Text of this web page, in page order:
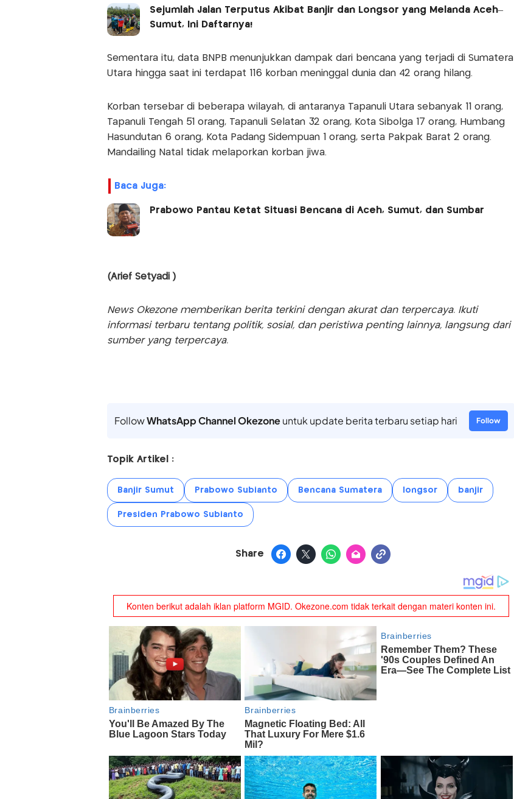
Sejumlah Jalan Terputus Akibat Banjir dan Longsor yang Melanda Aceh–
Sumut, Ini Daftarnya!
Sementara itu, data BNPB menunjukkan dampak dari bencana yang terjadi di Sumatera
Utara hingga saat ini terdapat 116 korban meninggal dunia dan 42 orang hilang.
Korban tersebar di beberapa wilayah, di antaranya Tapanuli Utara sebanyak 11 orang,
Tapanuli Tengah 51 orang, Tapanuli Selatan 32 orang, Kota Sibolga 17 orang, Humbang
Hasundutan 6 orang, Kota Padang Sidempuan 1 orang, serta Pakpak Barat 2 orang.
Mandailing Natal tidak melaporkan korban jiwa.
Baca Juga:
Prabowo Pantau Ketat Situasi Bencana di Aceh, Sumut, dan Sumbar
(Arief Setyadi )
News Okezone memberikan berita terkini dengan akurat dan terpercaya. Ikuti
informasi terbaru tentang politik, sosial, dan peristiwa penting lainnya, langsung dari
sumber yang terpercaya.
FollowWhatsApp Channel Okezoneuntuk update berita terbaru setiap hari Follow
Topik Artikel :
Banjir Sumut Prabowo Subianto Bencana Sumatera longsor banjir
Presiden Prabowo Subianto
Share